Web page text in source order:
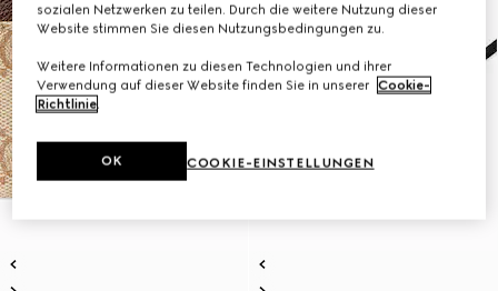
sozialen Netzwerken zu teilen. Durch die weitere Nutzung dieser
Website stimmen Sie diesen Nutzungsbedingungen zu.
Weitere Informationen zu diesen Technologien und ihrer
Verwendung auf dieser Website finden Sie in unserer Cookie-
Richtlinie.
COOKIE-EINSTELLUNGEN
OK